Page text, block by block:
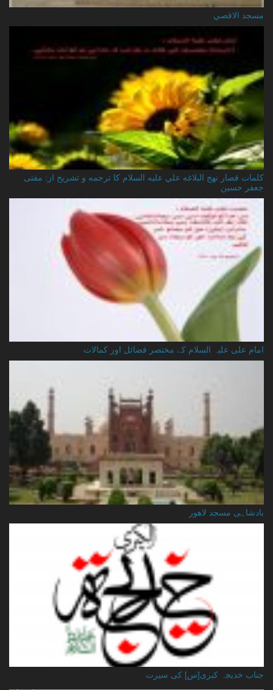
مسجد الاقصي
کلمات قصار نهج البلاغه علي عليه السلام کا ترجمه و تشریح از: مفتی
جعفر حسین
امام علی علیہ السلام کے مختصر فضائل اور کمالات
بادشاہی مسجد لاهور
جناب خدیجہ کبری[س] کی سیرت